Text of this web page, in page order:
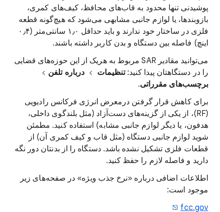
پوشیدنی تنها محدود به قاب‌های محافظ، کیف‌های کمری،
بازوبندها، یا لوازم جانبی مشابهی می‌شود که هیچ‌گونه قطعه
فلزی در ساختار خود ندارند و باید حداقل ۱٫۰ سانتی‌متر (۰٫۴
اینچ) فاصله بین دستگاه و بدن کاربر داشته باشند.
می‌توانید مقادیر SAR مربوط به هریک از این حوزه‌های قضایی
را در دستگاهتان پیدا کنید:تنظیمات
درباره تلفن
برچسب‌های مقرراتی.
برای کاهش قرار گرفتن درمعرض انرژی فرکانس رادیویی
(RF)، از یکی از گزینه‌های دست‌آزاد (مثل بلندگوی داخلی،
هدفون، یا دیگر لوازم جانبی مشابه) استفاده کنید. مطمئن
شوید لوازم جانبی دستگاه (مثل قاب و کیف کمری آن) از
قطعات فلزی تشکیل نشده باشد. دستگاه را از بدنتان دور نگه
دارید و فاصله لازم را حفظ کنید.
اطلاعات اضافی درباره «نرخ جذب ویژه» در صفحه‌های زیر
موجود است:
fcc.gov